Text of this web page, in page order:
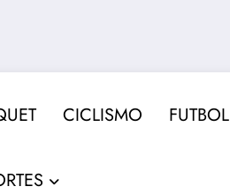
CICLISMO FUTBOL